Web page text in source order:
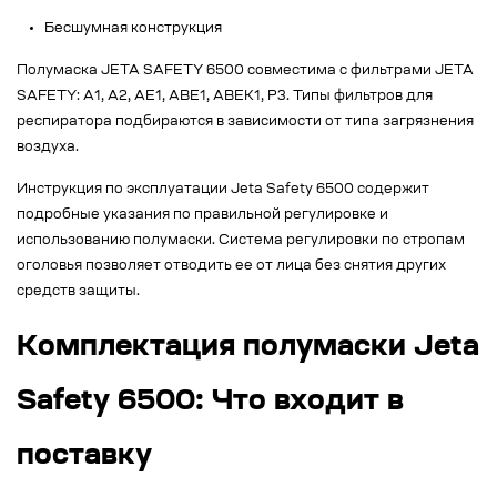
Бесшумная конструкция
Полумаска JETA SAFETY 6500 совместима с фильтрами JETA
SAFETY: A1, A2, AE1, ABE1, ABEK1, P3. Типы фильтров для
респиратора подбираются в зависимости от типа загрязнения
воздуха.
Инструкция по эксплуатации Jeta Safety 6500 содержит
подробные указания по правильной регулировке и
использованию полумаски. Система регулировки по стропам
оголовья позволяет отводить ее от лица без снятия других
средств защиты.
Комплектация полумаски Jeta
Safety 6500: Что входит в
поставку